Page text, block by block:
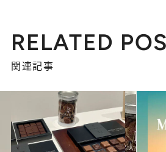
RELATED
関連記事